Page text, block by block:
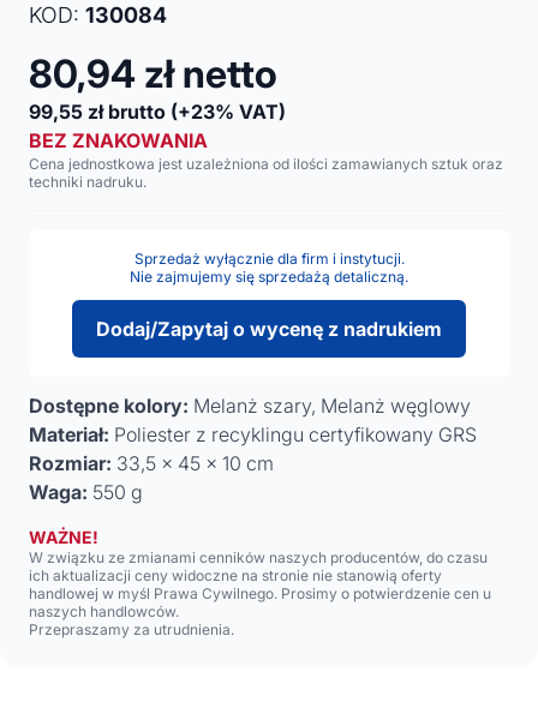
KOD: 130084
80,94 zł netto
99,55 zł brutto (+23% VAT)
BEZ ZNAKOWANIA
Cena jednostkowa jest uzależniona od ilości zamawianych sztuk oraz
techniki nadruku.
Sprzedaż wyłącznie dla firm i instytucji.
Nie zajmujemy się sprzedażą detaliczną.
Dodaj/Zapytaj o wycenę z nadrukiem
Dostępne kolory: Melanż szary, Melanż węglowy
Materiał: Poliester z recyklingu certyfikowany GRS
Rozmiar: 33,5 x 45 x 10 cm
Waga: 550 g
WAŻNE!
W związku ze zmianami cenników naszych producentów, do czasu
ich aktualizacji ceny widoczne na stronie nie stanowią oferty
handlowej w myśl Prawa Cywilnego. Prosimy o potwierdzenie cen u
naszych handlowców.
Przepraszamy za utrudnienia.